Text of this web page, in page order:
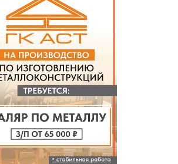
капитал. Ключи в день сделки.